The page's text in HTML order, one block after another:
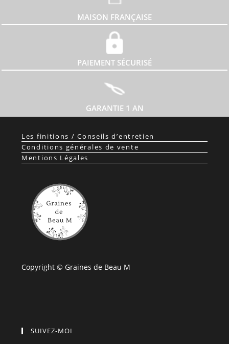
MAISON FRANÇAISE
PAIEMENT SÉCURISÉ
GARANTIE 1 AN
Les finitions / Conseils d’entretien
Conditions générales de vente
Mentions Légales
Copyright © Graines de Beau M
SUIVEZ-MOI